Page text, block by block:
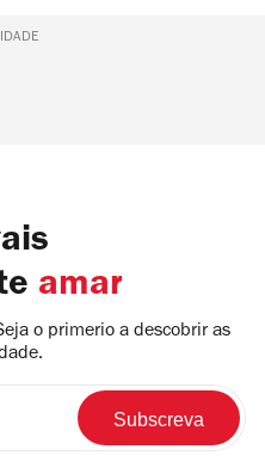
amar
o primerio a descobrir as